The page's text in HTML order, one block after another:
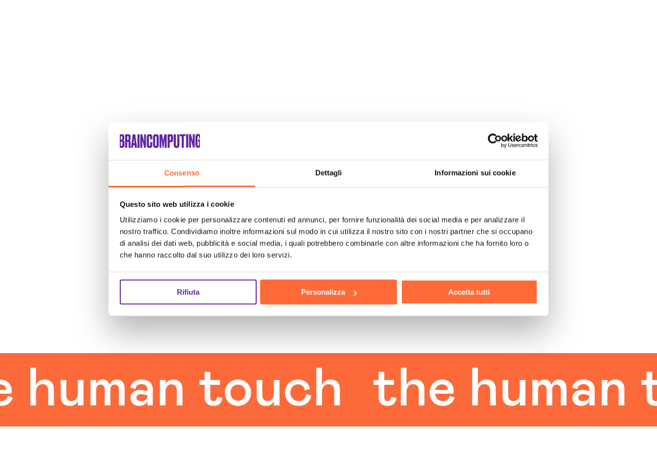
Consenso Dettagli Informazioni sui cookie
Questo sito web utilizza i cookie
Utilizziamo i cookie per personalizzare contenuti ed annunci, per fornire funzionalità dei social media e per analizzare il
nostro traffico. Condividiamo inoltre informazioni sul modo in cui utilizza il nostro sito con i nostri partner che si occupano
di analisi dei dati web, pubblicità e social media, i quali potrebbero combinarle con altre informazioni che ha fornito loro o
che hanno raccolto dal suo utilizzo dei loro servizi.
Rifiuta Personalizza Accetta tutti
touch the human